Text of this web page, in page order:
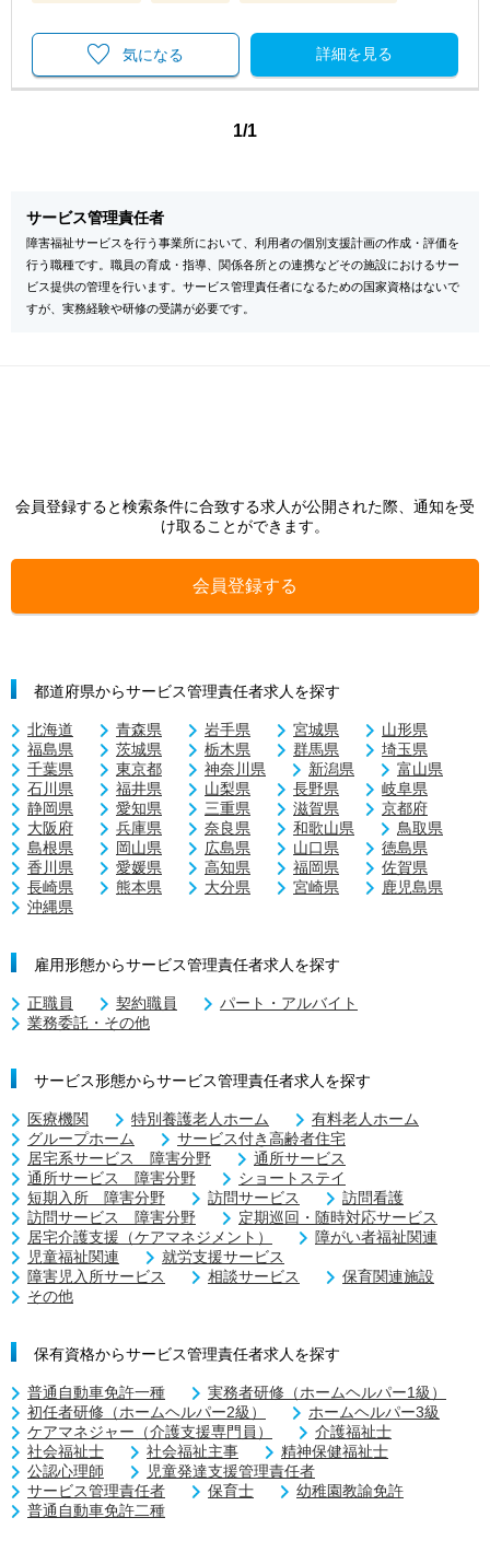
詳細を見る
気になる
1/1
サービス管理責任者
障害福祉サービスを行う事業所において、利用者の個別支援計画の作成・評価を
行う職種です。職員の育成・指導、関係各所との連携などその施設におけるサー
ビス提供の管理を行います。サービス管理責任者になるための国家資格はないで
すが、実務経験や研修の受講が必要です。
会員登録すると検索条件に合致する求人が公開された際、通知を受
け取ることができます。
会員登録する
都道府県からサービス管理責任者求人を探す
北海道 青森県 岩手県 宮城県
山形県
福島県
茨城県 栃木県 群馬県
埼玉県
千葉県
東京都 神奈川県 新潟県
富山県
石川県
福井県 山梨県 長野県
岐阜県
静岡県
愛知県 三重県 滋賀県
京都府
大阪府
兵庫県 奈良県 和歌山県
鳥取県
島根県
岡山県 広島県 山口県
徳島県
香川県
愛媛県 高知県 福岡県
佐賀県
長崎県
熊本県 大分県 宮崎県
鹿児島県
沖縄県
雇用形態からサービス管理責任者求人を探す
正職員 契約職員
パート・アルバイト
業務委託・その他
サービス形態からサービス管理責任者求人を探す
医療機関 特別養護老人ホーム
有料老人ホーム
グループホーム
サービス付き高齢者住宅
居宅系サービス 障害分野
通所サービス
通所サービス 障害分野
ショートステイ
短期入所 障害分野
訪問サービス
訪問看護
訪問サービス 障害分野
定期巡回・随時対応サービス
居宅介護支援（ケアマネジメント）
障がい者福祉関連
児童福祉関連
就労支援サービス
障害児入所サービス
相談サービス
保育関連施設
その他
保有資格からサービス管理責任者求人を探す
普通自動車免許一種
実務者研修（ホームヘルパー1級）
初任者研修（ホームヘルパー2級）
ホームヘルパー3級
ケアマネジャー（介護支援専門員）
介護福祉士
社会福祉士
社会福祉主事
精神保健福祉士
公認心理師
児童発達支援管理責任者
サービス管理責任者
保育士
幼稚園教諭免許
普通自動車免許二種